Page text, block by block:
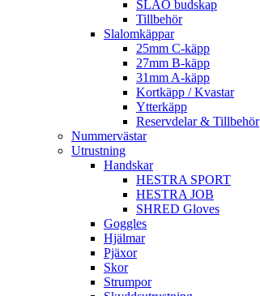
SLAO budskap
Tillbehör
Slalomkäppar
25mm C-käpp
27mm B-käpp
31mm A-käpp
Kortkäpp / Kvastar
Ytterkäpp
Reservdelar & Tillbehör
Nummervästar
Utrustning
Handskar
HESTRA SPORT
HESTRA JOB
SHRED Gloves
Goggles
Hjälmar
Pjäxor
Skor
Strumpor